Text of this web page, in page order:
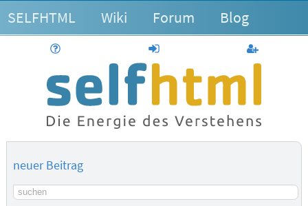
SELFHTML Wiki Forum Blog
anmelden
neuer Beitrag
Suchbegriff